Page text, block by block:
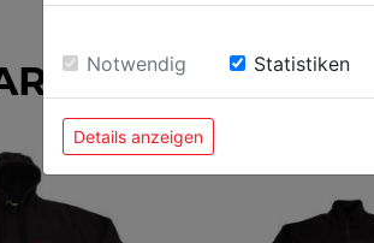
PRODUCTS
Notwendig Statistiken
Details anzeigen